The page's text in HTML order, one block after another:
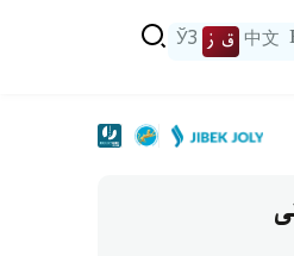
中文 ق ز ЎЗ